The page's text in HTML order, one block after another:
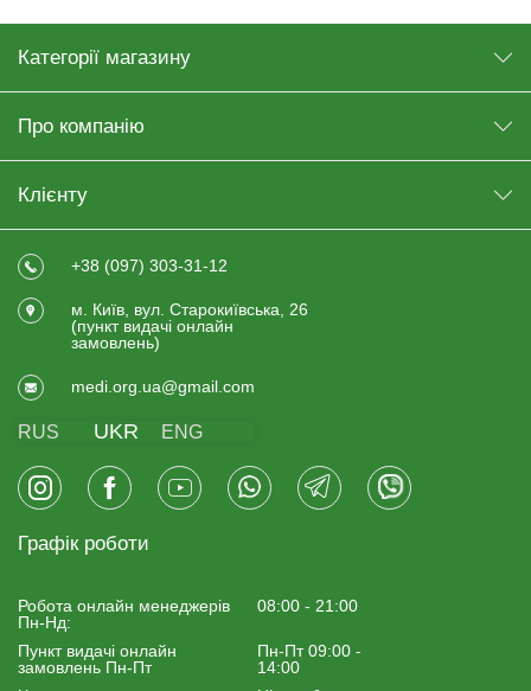
Категорії магазину
Про компанію
Клієнту
+38 (097) 303-31-12
м. Київ, вул. Старокиївська, 26
(пункт видачi онлайн
замовлень)
medi.org.ua@gmail.com
RUS UKR ENG
Графік роботи
Робота онлайн менеджерiв
Пн-Нд:
08:00 - 21:00
Пункт видачі онлайн
замовлень Пн-Пт
Пн-Пт 09:00 -
14:00